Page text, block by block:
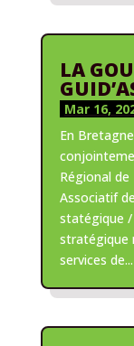
LA
Mar 16,
En
Régional
Associatif
statégique /
stratégique
services de...